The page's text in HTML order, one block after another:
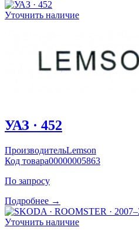
Уточнить наличие
УАЗ · 452
ПроизводительLemson
Код товара00000005863
По запросу
Подробнее →
Уточнить наличие